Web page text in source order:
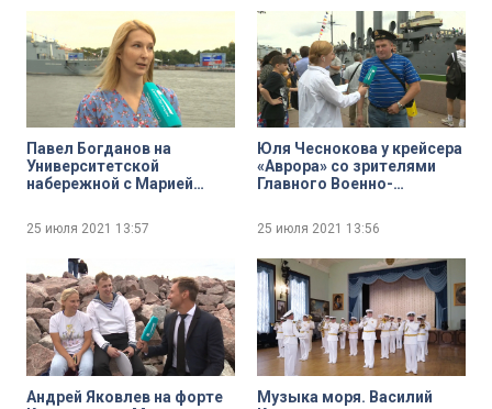
Павел Богданов на
Университетской
набережной с Марией
25 июля 2021 13:57
Юля Чеснокова у крейсера
«Аврора» со зрителями
Главного Военно-
25 июля 2021 13:56
Андрей Яковлев на форте
Музыка моря. Василий